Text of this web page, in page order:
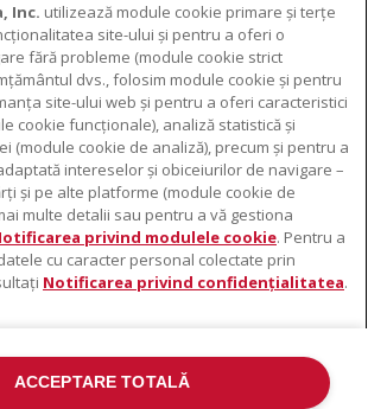
Inc. utilizează module cookie primare și terțe
site-ului și pentru a oferi o
fără probleme (module cookie strict
dvs., folosim module cookie și pentru
site-ului web și pentru a oferi caracteristici
cookie funcționale), analiză statistică și
(module cookie de analiză), precum și pentru a
intereselor și obiceiurilor de navigare –
și pe alte platforme (module cookie de
multe detalii sau pentru a vă gestiona
privind modulele cookie. Pentru a
cu caracter personal colectate prin
Notificarea privind confidențialitatea.
ACCEPTARE TOTALĂ